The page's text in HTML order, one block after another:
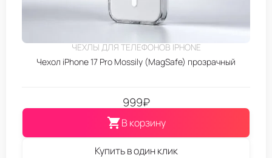
ЧЕХЛЫ ДЛЯ ТЕЛЕФОНОВ IPHONE
Чехол iPhone 17 Pro Mossily (MagSafe) прозрачный
999₽
В корзину
Купить в один клик